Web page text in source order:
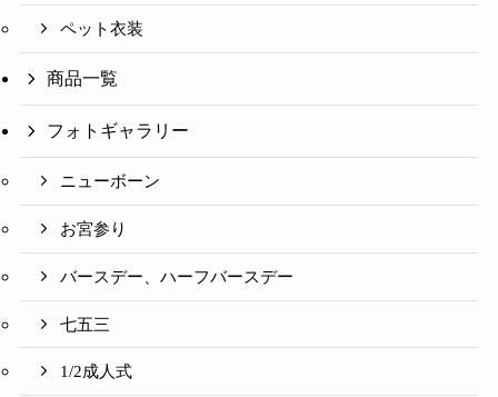
ペット衣装
商品一覧
フォトギャラリー
ニューボーン
お宮参り
バースデー、ハーフバースデー
七五三
1/2成人式